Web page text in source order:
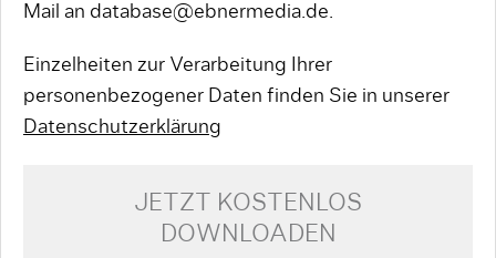
Mail an database@ebnermedia.de.
Einzelheiten zur Verarbeitung Ihrer
personenbezogener Daten finden Sie in unserer
Datenschutzerklärung
JETZT KOSTENLOS
DOWNLOADEN